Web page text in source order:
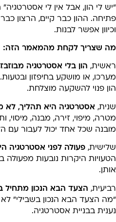
לי הון, אבל אין לי
ההון כבר קיים, הרצון כבר
אפשר לבנות.
שצריך לקחת מהמאמר הזה:
הון בלי אסטרטגיה מבוזבז.
או מושקע בחיפזון
פנוי להשקעה מוצלחת.
אסטרטגיה היא תהליך, לא
מיפוי, זירה, מבנה, מיסוי,
שכל אחד יכול לעבור עם
פעולה לפני אסטרטגיה
היקרות נובעות מפעולה
הצעד הבא הנכון מתחיל
הצעד הבא הנכון בשבילי” לא
בבניית אסטרטגיה.